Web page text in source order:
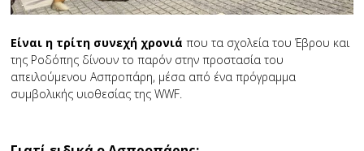
Είναι η τρίτη συνεχή χρονιάπου τα σχολεία του Έβρου και
της Ροδόπης δίνουν το παρόν στην προστασία του
απειλούμενου Ασπροπάρη, μέσα από ένα πρόγραμμα
συμβολικής υιοθεσίας της WWF.